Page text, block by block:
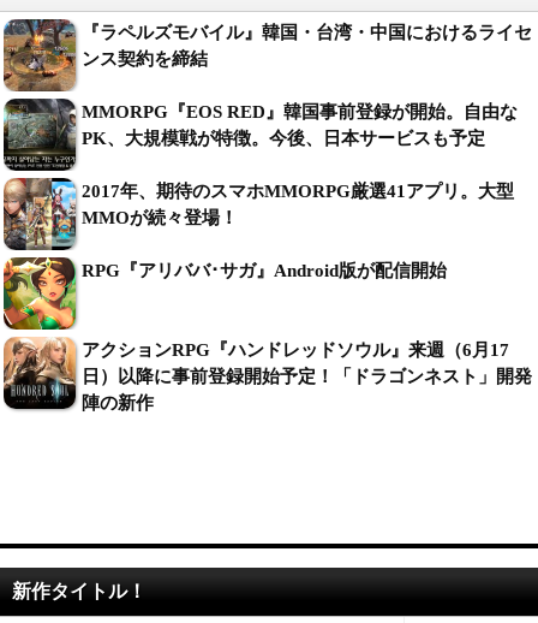
『ラペルズモバイル』韓国・台湾・中国におけるライセ
ンス契約を締結
MMORPG『EOS RED』韓国事前登録が開始。自由な
PK、大規模戦が特徴。今後、日本サービスも予定
2017年、期待のスマホMMORPG厳選41アプリ。大型
MMOが続々登場！
RPG『アリババ･サガ』Android版が配信開始
アクションRPG『ハンドレッドソウル』来週（6月17
日）以降に事前登録開始予定！「ドラゴンネスト」開発
陣の新作
新作タイトル！